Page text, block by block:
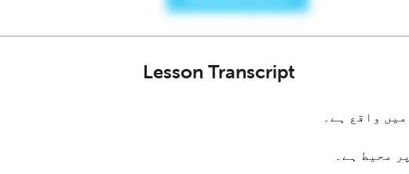
Lesson Transcript
واقع ہے۔